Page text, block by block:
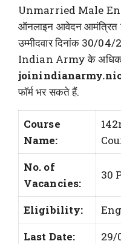
Unmarried Male
ऑनलाइन आवेदन आमंत्रित
उम्मीदवार दिनांक 30/
Indian Army के
फॉर्म भर सकते हैं.
Course
Name:
No. of
Vacancies:
30
Eligibility:
Last Date:
29/